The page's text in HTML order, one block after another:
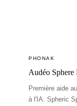
PHONAK
Audéo
Première aide
à l'IA. Spheric